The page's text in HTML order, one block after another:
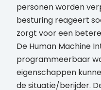
personen worden
besturing reageert
zorgt voor een
De Human Machine
programmeerbaar
eigenschappen
de situatie/berijder.